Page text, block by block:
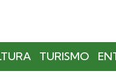
TURISMO